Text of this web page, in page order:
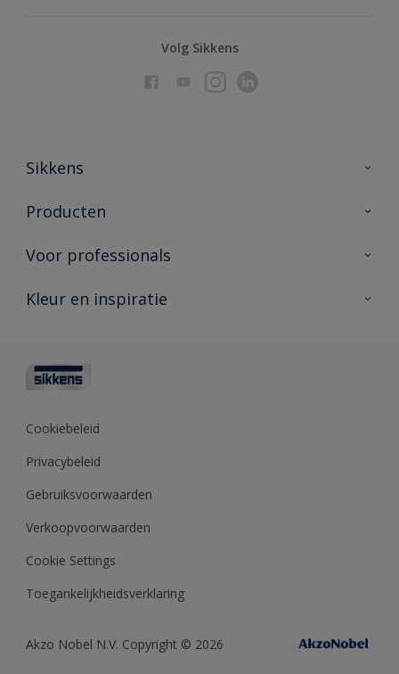
Volg Sikkens
Sikkens
Over Sikkens
Duurzaamheid
Producten
Producten voor binnen
Vind je verkooppunt
Voor professionals
Advies & service
Polyfilla Pro
Sikkens Center
Kleur en inspiratie
Kleurcollecties
Kennisbank
Cookiebeleid
Privacybeleid
Gebruiksvoorwaarden
Verkoopvoorwaarden
Cookie Settings
Toegankelijkheidsverklaring
Akzo Nobel N.V. Copyright © 2026